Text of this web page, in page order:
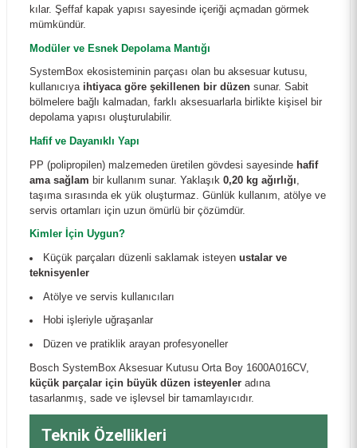
kılar. Şeffaf kapak yapısı sayesinde içeriği açmadan görmek
mümkündür.
Modüler ve Esnek Depolama Mantığı
SystemBox ekosisteminin parçası olan bu aksesuar kutusu,
kullanıcıya ihtiyaca göre şekillenen bir düzen sunar. Sabit
bölmelere bağlı kalmadan, farklı aksesuarlarla birlikte kişisel bir
depolama yapısı oluşturulabilir.
Hafif ve Dayanıklı Yapı
PP (polipropilen) malzemeden üretilen gövdesi sayesinde hafif
ama sağlam bir kullanım sunar. Yaklaşık 0,20 kg ağırlığı
taşıma sırasında ek yük oluşturmaz. Günlük kullanım, atölye ve
servis ortamları için uzun ömürlü bir çözümdür.
Kimler İçin Uygun?
Küçük parçaları düzenli saklamak isteyen ustalar ve
teknisyenler
Atölye ve servis kullanıcıları
Hobi işleriyle uğraşanlar
Düzen ve pratiklik arayan profesyoneller
Bosch SystemBox Aksesuar Kutusu Orta Boy 1600A016CV,
küçük parçalar için büyük düzen isteyenler adına
tasarlanmış, sade ve işlevsel bir tamamlayıcıdır.
Teknik Özellikleri